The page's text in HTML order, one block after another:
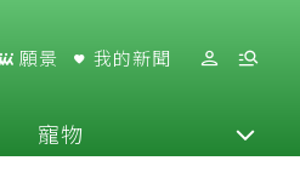
願景 我的新聞
寵物